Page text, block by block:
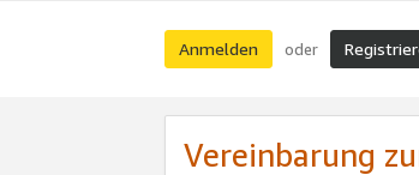
Anmelden oder
Vereinbarung